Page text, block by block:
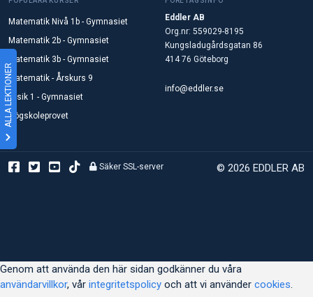
ALLA LEKTIONER
Matematik Nivå 1b - Gymnasiet
Matematik 2b - Gymnasiet
Matematik 3b - Gymnasiet
Matematik - Årskurs 9
Fysik 1 - Gymnasiet
Högskoleprovet
Eddler AB
Org.nr: 559029-8195
Kungsladugårdsgatan 86
414 76 Göteborg
info@eddler.se
© 2026 EDDLER AB
Säker SSL-server
Genom att använda den här sidan godkänner du våra
användarvillkor, vår integritetspolicy och att vi använder cookies.